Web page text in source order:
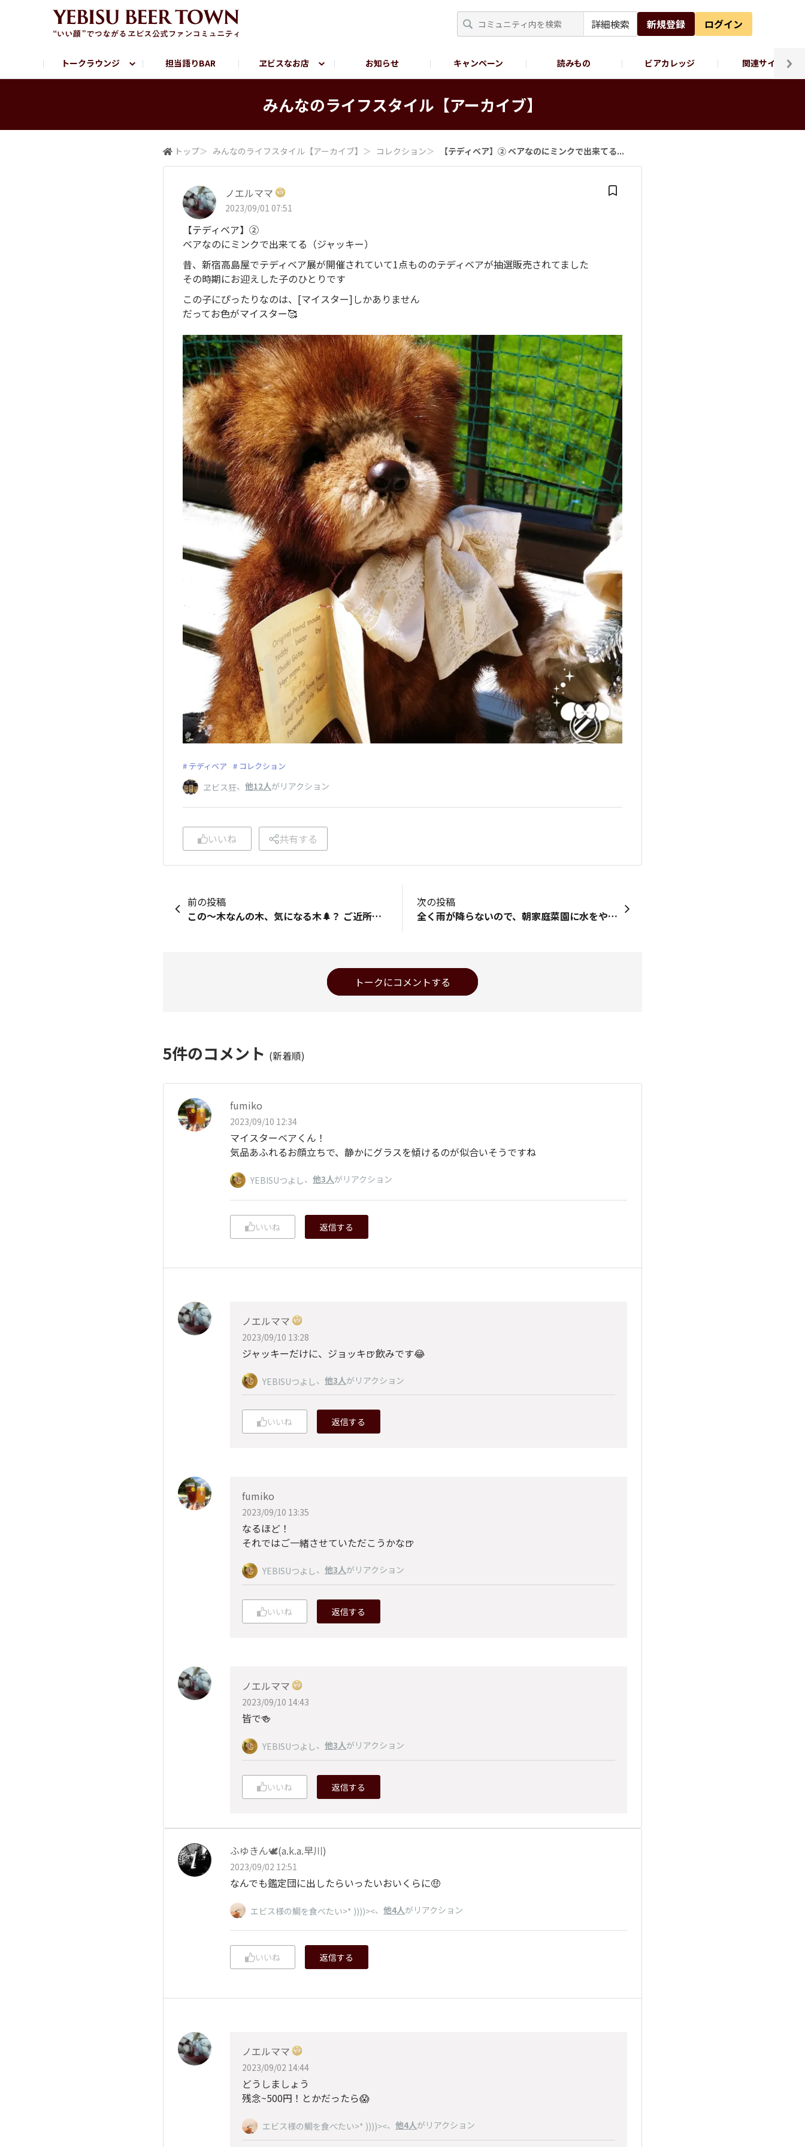
詳細検索 新規登録 ログイン
トークラウンジ 担当語りBAR ヱビスなお店 お知らせ キャンペーン 読みもの ビアカレッジ 関連サイト
サッポロビール公式Instagram
みんなの​ライフスタイル​【アーカイブ】
トップ＞ みんなの​ライフスタイル​【アーカイブ】 ＞ コレクション＞ 【テディベア】② ベアなのにミンクで出来てる...
ノエルママ
2023/09/01 07:51
【テディベア】②
ベアなのにミンクで出来てる（ジャッキー）
昔、新宿高島屋でテディベア展が開催されていて1点もののテディベアが抽選販売されてました
その時期にお迎えした子のひとりです
この子にぴったりなのは、[マイスター]しかありません
だってお色がマイスター🥰
テディベア コレクション
ヱビス狂、 他12人がリアクション
いいね 共有する
前の投稿
この〜木なんの木、気になる木🌲？ ご近所に毎年たくさんの実のなる木があります。 今年も春にたくさんの花が咲き それがたくさんの実をつけてきました。 まだまだ青い実ですが、日がたつにつれ 赤く、りんご🍎のようになってきます。 ご近所さんは収穫するでもなく、毎年そのままで 結局、全て落果してしまいます。 食べてみようかと何度も思いましたが なんの実なのかわからないので 躊躇って、まだ一度も口にせず。 直接聞けば早いのですが、お顔合わせるチャンスも なかなかないし、わざわざ聞きに伺うのも どうなのかなぁ😆と悶々としてます。
次の投稿
全く雨が降らないので、朝家庭菜園に水をやる必要があります。今日も水を入れた重いポリタンクを動かそうとしたら、ぎっくり腰になりました。 う、ううと固まり動けません。 気を付けていたのに、やってしまいました。
トークにコメントする
5件のコメント (新着順)
fumiko
2023/09/10 12:34
マイスターベアくん！
気品あふれるお顔立ちで、静かにグラスを傾けるのが似合いそうですね
YEBISUつよし、 他3人がリアクション
いいね 返信する
ノエルママ
2023/09/10 13:28
ジャッキーだけに、ジョッキ🍺飲みです😂
YEBISUつよし、 他3人がリアクション
いいね 返信する
fumiko
2023/09/10 13:35
なるほど！
それではご一緒させていただこうかな🍺
YEBISUつよし、 他3人がリアクション
いいね 返信する
ノエルママ
2023/09/10 14:43
皆で🍻
YEBISUつよし、 他3人がリアクション
いいね 返信する
ふゆきん🕊️(a.k.a.早川)
2023/09/02 12:51
なんでも鑑定団に出したらいったいおいくらに🤑
エビス様の鯛を食べたい>* ))))><、 他4人がリアクション
いいね 返信する
ノエルママ
2023/09/02 14:44
どうしましょう
残念~500円！とかだったら😱
エビス様の鯛を食べたい>* ))))><、 他4人がリアクション